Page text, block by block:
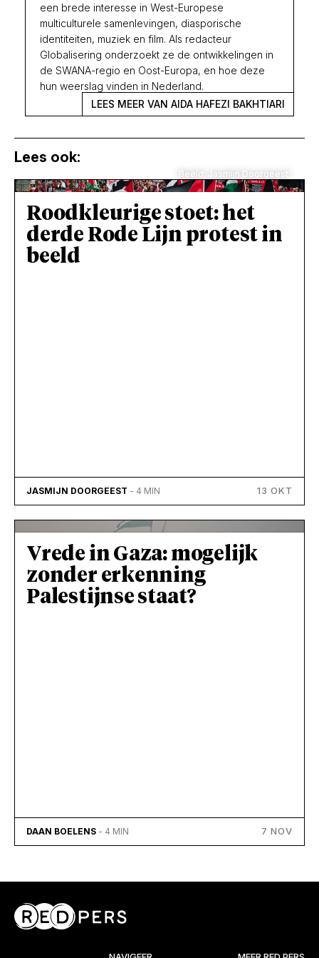
een brede interesse in West-Europese
multiculturele samenlevingen, diasporische
identiteiten, muziek en film. Als redacteur
Globalisering onderzoekt ze de ontwikkelingen in
de SWANA-regio en Oost-Europa, en hoe deze
hun weerslag vinden in Nederland.
LEES MEER VAN AIDA HAFEZI BAKHTIARI
Lees ook:
Beeld: Jasmijn Doorgeest'
Roodkleurige stoet: het
derde Rode Lijn protest in
beeld
JASMIJN DOORGEEST - 4 MIN 13 OKT
Vrede in Gaza: mogelijk
zonder erkenning
Palestijnse staat?
DAAN BOELENS - 4 MIN 7 NOV